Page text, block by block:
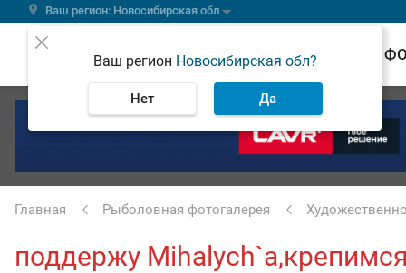
Ваш регион: Новосибирская обл
Ваш регион Новосибирская обл?
Нет Да
ВЕСТИ
Главная Рыболовная фотогалерея
поддержу